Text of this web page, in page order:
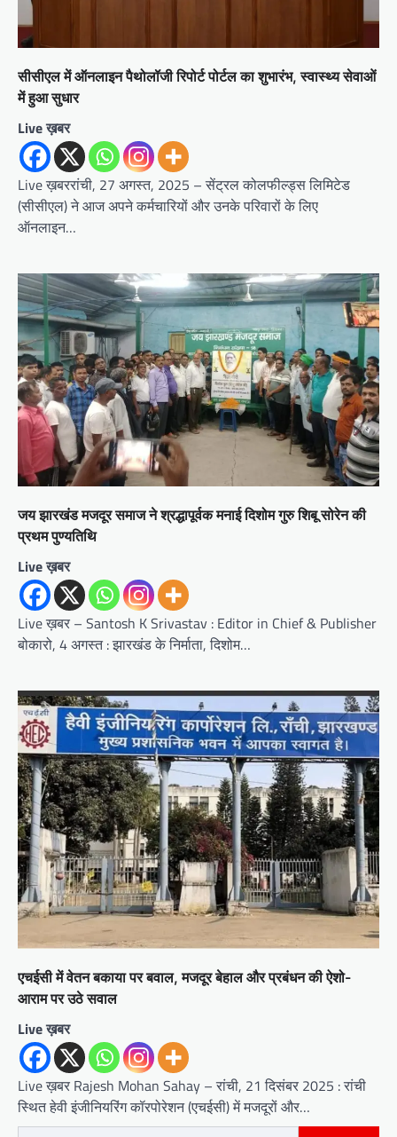
सीसीएल में ऑनलाइन पैथोलॉजी रिपोर्ट पोर्टल का शुभारंभ, स्वास्थ्य सेवाओं
में हुआ सुधार
Live ख़बर
Live ख़बररांची, 27 अगस्त, 2025 – सेंट्रल कोलफील्ड्स लिमिटेड
(सीसीएल) ने आज अपने कर्मचारियों और उनके परिवारों के लिए
ऑनलाइन…
जय झारखंड मजदूर समाज ने श्रद्धापूर्वक मनाई दिशोम गुरु शिबू सोरेन की
प्रथम पुण्यतिथि
Live ख़बर
Live ख़बर – Santosh K Srivastav : Editor in Chief & Publisher
बोकारो, 4 अगस्त : झारखंड के निर्माता, दिशोम…
एचईसी में वेतन बकाया पर बवाल, मजदूर बेहाल और प्रबंधन की ऐशो-
आराम पर उठे सवाल
Live ख़बर
Live ख़बर Rajesh Mohan Sahay – रांची, 21 दिसंबर 2025 : रांची
स्थित हेवी इंजीनियरिंग कॉरपोरेशन (एचईसी) में मजदूरों और…